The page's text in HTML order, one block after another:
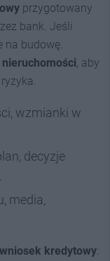
przygotowany
bank. Jeśli
na budowę.
, aby
wzmianki w
decyzje
media,
wniosek kredytowy: